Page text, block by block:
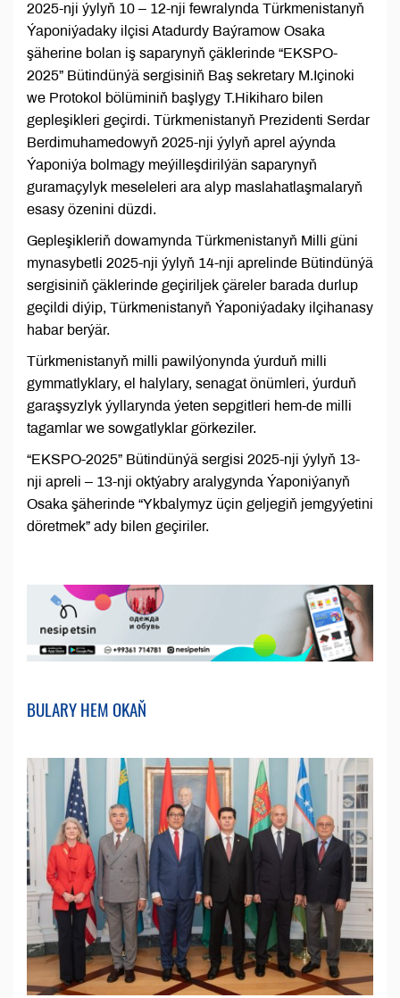
2025-nji ýylyň 10 – 12-nji fewralynda Türkmenistanyň
Ýaponiýadaky ilçisi Atadurdy Baýramow Osaka
şäherine bolan iş saparynyň çäklerinde “EKSPO-
2025” Bütindünýä sergisiniň Baş sekretary M.Içinoki
we Protokol bölüminiň başlygy T.Hikiharo bilen
gepleşikleri geçirdi. Türkmenistanyň Prezidenti Serdar
Berdimuhamedowyň 2025-nji ýylyň aprel aýynda
Ýaponiýa bolmagy meýilleşdirilýän saparynyň
guramaçylyk meseleleri ara alyp maslahatlaşmalaryň
esasy özenini düzdi.
Gepleşikleriň dowamynda Türkmenistanyň Milli güni
mynasybetli 2025-nji ýylyň 14-nji aprelinde Bütindünýä
sergisiniň çäklerinde geçiriljek çäreler barada durlup
geçildi diýip, Türkmenistanyň Ýaponiýadaky ilçihanasy
habar berýär.
Türkmenistanyň milli pawilýonynda ýurduň milli
gymmatlyklary, el halylary, senagat önümleri, ýurduň
garaşsyzlyk ýyllarynda ýeten sepgitleri hem-de milli
tagamlar we sowgatlyklar görkeziler.
“EKSPO-2025” Bütindünýä sergisi 2025-nji ýylyň 13-
nji apreli – 13-nji oktýabry aralygynda Ýaponiýanyň
Osaka şäherinde “Ykbalymyz üçin geljegiň jemgyýetini
döretmek” ady bilen geçiriler.
BULARY HEM OKAŇ